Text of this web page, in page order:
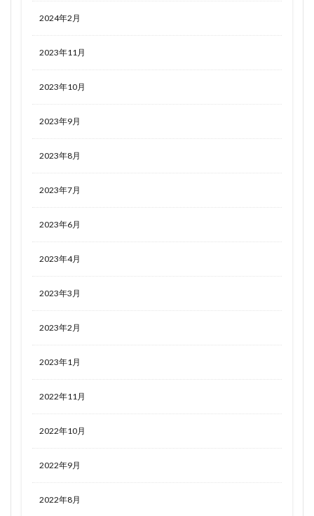
2024年2月
2023年11月
2023年10月
2023年9月
2023年8月
2023年7月
2023年6月
2023年4月
2023年3月
2023年2月
2023年1月
2022年11月
2022年10月
2022年9月
2022年8月